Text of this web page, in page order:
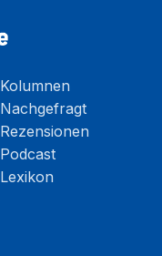
Kolumnen
Nachgefragt
Rezensionen
Podcast
Lexikon